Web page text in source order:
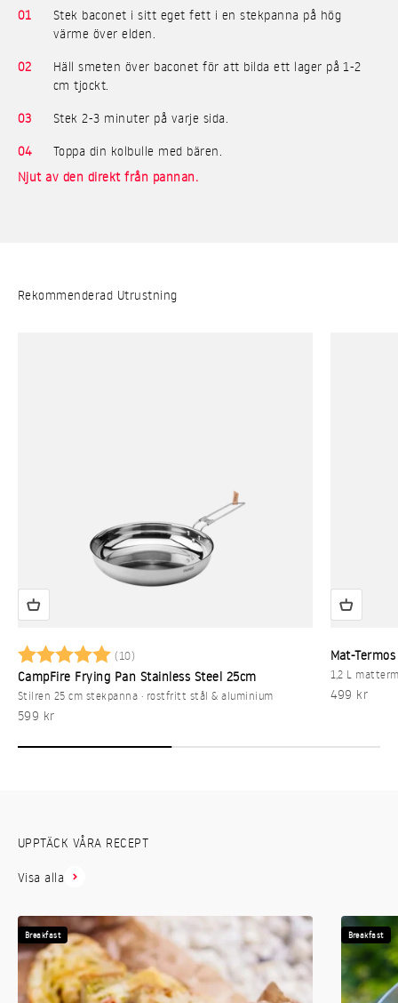
01
Stek baconet i sitt eget fett i en stekpanna på hög
värme över elden.
02
Häll smeten över baconet för att bilda ett lager på 1-2
cm tjockt.
03 Stek 2-3 minuter på varje sida.
04
Toppa din kolbulle med bären.
Njut av den direkt från pannan.
Rekommenderad Utrustning
Betyg: (10)
CampFire Frying Pan Stainless Steel 25cm
Stilren 25 cm stekpanna · rostfritt stål & aluminium
REA-pris
599 kr
Mat-
1,2 L
REA-pris
499 kr
UPPTÄCK VÅRA RECEPT
Visa alla
Breakfast Breakfast